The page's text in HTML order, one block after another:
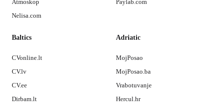
Atmoskop
Nelisa.com
Paylab.com
Baltics
CVonline.lt
CV.lv
CV.ee
Dirbam.lt
Adriatic
MojPosao
MojPosao.ba
Vrabotuvanje
Hercul.hr